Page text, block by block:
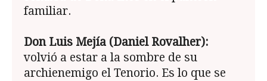
familiar.
Don Luis Mejía (Daniel Rovalher):
volvió a estar a la sombre de su
archienemigo el Tenorio. Es lo que se